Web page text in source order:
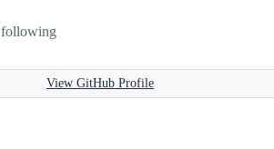
following
View GitHub Profile